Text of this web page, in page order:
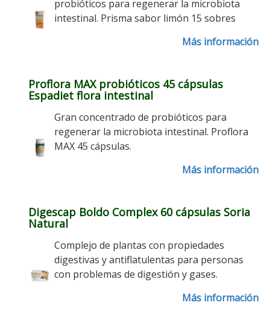
probióticos para regenerar la microbiota
intestinal. Prisma sabor limón 15 sobres
Más información
Proflora MAX probióticos 45 cápsulas
Espadiet flora intestinal
Gran concentrado de probióticos para
regenerar la microbiota intestinal. Proflora
MAX 45 cápsulas.
Más información
Digescap Boldo Complex 60 cápsulas Soria
Natural
Complejo de plantas con propiedades
digestivas y antiflatulentas para personas
con problemas de digestión y gases.
Más información